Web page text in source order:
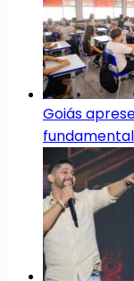
Goiás
fundamental